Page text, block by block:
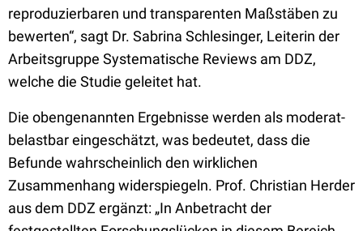
reproduzierbaren und transparenten Maßstäben zu
bewerten“, sagt Dr. Sabrina Schlesinger, Leiterin der
Arbeitsgruppe Systematische Reviews am DDZ,
welche die Studie geleitet hat.
Die obengenannten Ergebnisse werden als moderat-
belastbar eingeschätzt, was bedeutet, dass die
Befunde wahrscheinlich den wirklichen
Zusammenhang widerspiegeln. Prof. Christian Herder
aus dem DDZ ergänzt: „In Anbetracht der